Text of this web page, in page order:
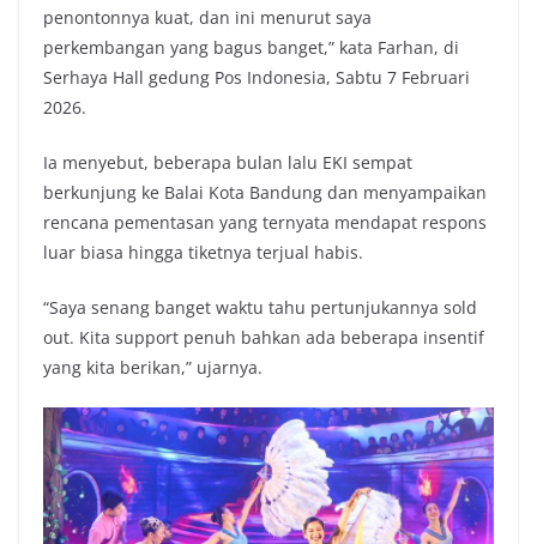
penontonnya kuat, dan ini menurut saya
perkembangan yang bagus banget,” kata Farhan, di
Serhaya Hall gedung Pos Indonesia, Sabtu 7 Februari
2026.
Ia menyebut, beberapa bulan lalu EKI sempat
berkunjung ke Balai Kota Bandung dan menyampaikan
rencana pementasan yang ternyata mendapat respons
luar biasa hingga tiketnya terjual habis.
“Saya senang banget waktu tahu pertunjukannya sold
out. Kita support penuh bahkan ada beberapa insentif
yang kita berikan,” ujarnya.